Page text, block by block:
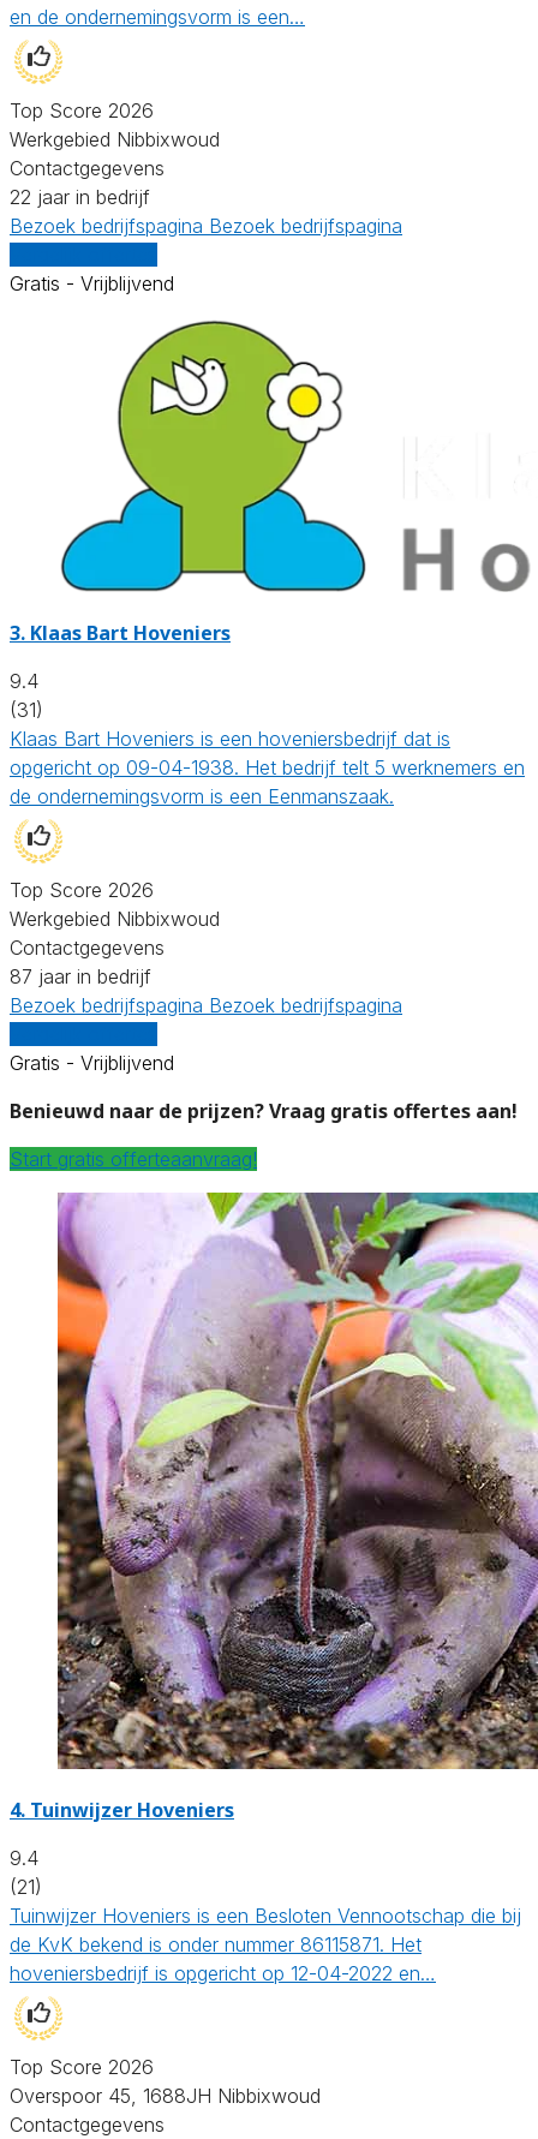
en de ondernemingsvorm is een…
Top Score 2026
Werkgebied Nibbixwoud
Contactgegevens
22 jaar in bedrijf
Bezoek bedrijfspagina Bezoek bedrijfspagina
Gratis - Vrijblijvend
3. Klaas Bart Hoveniers
9.4
(31)
Klaas Bart Hoveniers is een hoveniersbedrijf dat is
opgericht op 09-04-1938. Het bedrijf telt 5 werknemers en
de ondernemingsvorm is een Eenmanszaak.
Top Score 2026
Werkgebied Nibbixwoud
Contactgegevens
87 jaar in bedrijf
Bezoek bedrijfspagina Bezoek bedrijfspagina
Gratis - Vrijblijvend
Benieuwd naar de prijzen? Vraag gratis offertes aan!
Start gratis offerteaanvraag!
4. Tuinwijzer Hoveniers
9.4
(21)
Tuinwijzer Hoveniers is een Besloten Vennootschap die bij
de KvK bekend is onder nummer 86115871. Het
hoveniersbedrijf is opgericht op 12-04-2022 en…
Top Score 2026
Overspoor 45, 1688JH Nibbixwoud
Contactgegevens